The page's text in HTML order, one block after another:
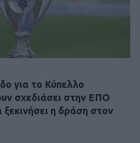
για το Κύπελλο
σχεδιάσει στην ΕΠΟ
ξεκινήσει η δράση στον